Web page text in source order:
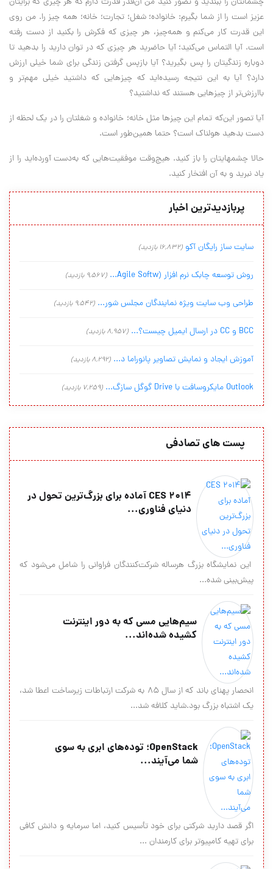
عزیز است را از شما بگیرم: خانواده؛ شغل؛ تجارت؛ خانه؛ همه چیز را. من روی
این قدرت کار می‌کنم و همه‌چیز، هر چیزی که فکرش را بکنید از دست رفته
است. آیا التماس می‌کنید؛ آیا حاضرید هر چیزی که در توان دارید را بدهید تا
دوباره زندگیتان را پس بگیرید؟ آیا بازپس گرفتن زندگی برای شما خیلی ارزش
دارد؟ آیا به این نتیجه رسیده‌اید که چیزهایی که داشتید خیلی مهم‌تر و
باارزش‌تر از چیزهایی هستند که نداشتید؟
آیا تصور این‌که تمام این چیزها مثل خانه؛ خانواده و شغلتان را در یک لحظه از
دست بدهید هولناک است؟ حتما همین‌طور است.
حالا چشمهایتان را باز کنید. هیچ‌وقت موفقیت‌هایی که به‌دست آورده‌اید را از
یاد نبرید و به آن افتخار کنید.
پربازدیدترین اخبار
سایت ساز رایگان آکو (16,832 بازدید)
روش توسعه چابک نرم افزار (Agile Softw... (9,567 بازدید)
طراحی وب سایت ویژه نمایندگان مجلس شور... (9,542 بازدید)
BCC و CC در ارسال ایمیل چیست؟... (8,957 بازدید)
آموزش ایجاد و نمایش تصاویر پانوراما د... (8,292 بازدید)
Outlook مایکروسافت با Drive گوگل سازگ... (7,259 بازدید)
پست های تصادفی
CES 2014 آماده برای بزرگ‌ترین تحول در
دنیای فناوری...
این نمایشگاه بزرگ هرساله شرکت‌کنندگان فراوانی را شامل می‌شود که
پیش‌بینی شده...
سیم‌هایی مسی که به دور اینترنت
کشیده شده‌اند...
انحصار پهنای باند که از سال 85 به شرکت ارتباطات زیرساخت اعطا شد،
یک اشتباه بزرگ بود.شاید کلافه شد...
OpenStack؛ توده‌های ابری به سوی
شما می‌آیند...
اگر قصد دارید شرکتی برای خود تأسیس کنید، اما سرمایه و دانش کافی
برای تهیه کامپیوتر برای کارمندان ...